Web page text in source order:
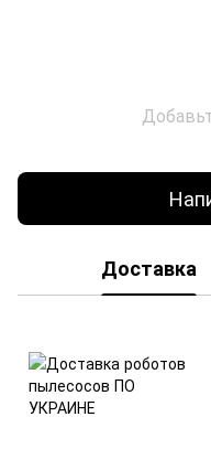
Доставка